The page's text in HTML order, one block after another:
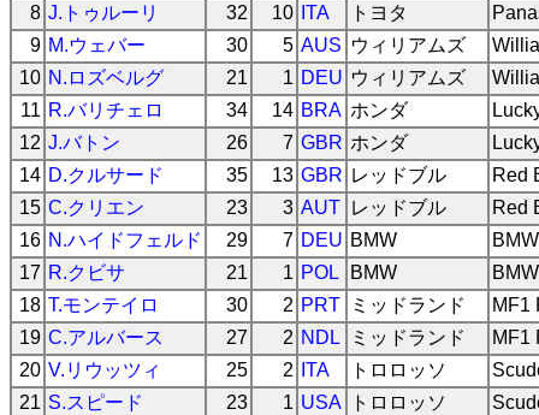
8 J.トゥルーリ 32 10 ITA トヨタ
9 M.ウェバー 30 5 AUS ウィリアムズ
10 N.ロズベルグ 21 1 DEU ウィリアムズ
11 R.バリチェロ 34 14 BRA ホンダ
12 J.バトン 26 7 GBR ホンダ
14 D.クルサード 35 13 GBR レッドブル
Red
15 C.クリエン 23 3 AUT レッドブル
Red
16 N.ハイドフェルド 29 7 DEU BMW
17 R.クビサ 21 1 POL BMW
18 T.モンテイロ 30 2 PRT ミッドランド
MF1
19 C.アルバース 27 2 NDL ミッドランド
MF1
20 V.リウッツィ 25 2 ITA トロロッソ
21 S.スピード 23 1 USA トロロッソ